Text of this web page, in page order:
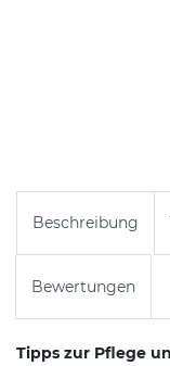
Beschreibung
Bewertungen
Tipps zur Pflege